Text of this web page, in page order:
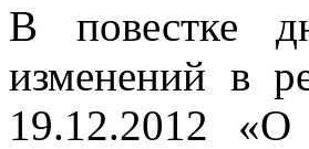
В повестке
изменений в
19.12.2012 «О